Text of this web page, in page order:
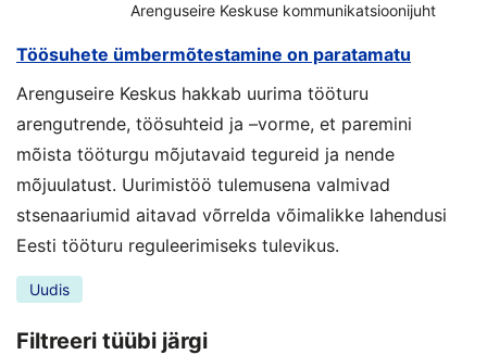
Töösuhete ümbermõtestamine on paratamatu
Arenguseire Keskus hakkab uurima tööturu
arengutrende, töösuhteid ja –vorme, et paremini
mõista tööturgu mõjutavaid tegureid ja nende
mõjuulatust. Uurimistöö tulemusena valmivad
stsenaariumid aitavad võrrelda võimalikke lahendusi
Eesti tööturu reguleerimiseks tulevikus.
Uudis
Arenguseire Keskuse kommunikatsioonijuht
Filtreeri tüübi järgi